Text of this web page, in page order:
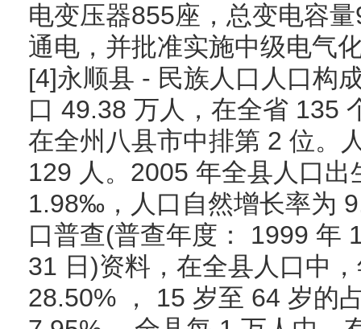
电变压器855座，总变电容
通电，并批准实施中级电气
[4]永顺县 - 民族人口人口构
口 49.38 万人，在全省 135
在全州八县市中排第 2 位。
129 人。2005 年全县人口
1.98‰，人口自然增长率为
口普查(普查年度： 1999 年
31 日)资料，在全县人口中
28.50% ， 15 岁至 64 岁的